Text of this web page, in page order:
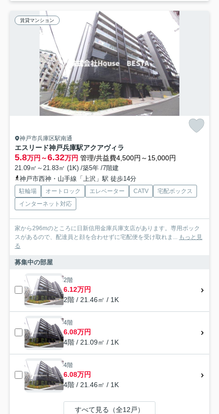
賃貸マンション
神戸市兵庫区駅南通
エスリード神戸兵庫駅アクアヴィラ
5.8万円～6.32万円 管理/共益費4,500円～15,000円
21.09㎡～21.83㎡ (1K) /築5年 /7階建
神戸市西神・山手線「上沢」駅 徒歩14分
駐輪場 オートロック エレベーター CATV
宅配ボックス
インターネット対応
家から296mのところに日新信用金庫兵庫支店があります。専用ボック
スがあるので、配達員と顔を合わせずに宅配便を受け取れま...
もっと見
る
募集中の部屋
2階
6.12万円
2階 / 21.46㎡ / 1K
4階
6.08万円
4階 / 21.09㎡ / 1K
4階
6.08万円
4階 / 21.46㎡ / 1K
すべて見る（全12戸）